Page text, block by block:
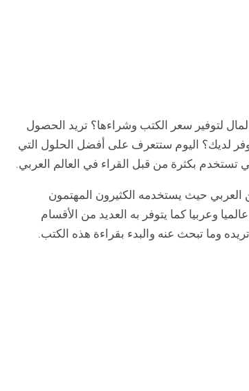
لتوفير سعر الكتب وشراءها؟ تريد الحصول
لديك؟ اليوم ستتعرف على أفضل الحلول التي
تستخدم بكثرة من قبل القراء في العالم العربي.
حيث يستخدمه الكثيرون المهتمون
وعربيا كما يتوفر به العديد من الأقسام
وما تبحث عنه والبدء بقراءة هذه الكتب.